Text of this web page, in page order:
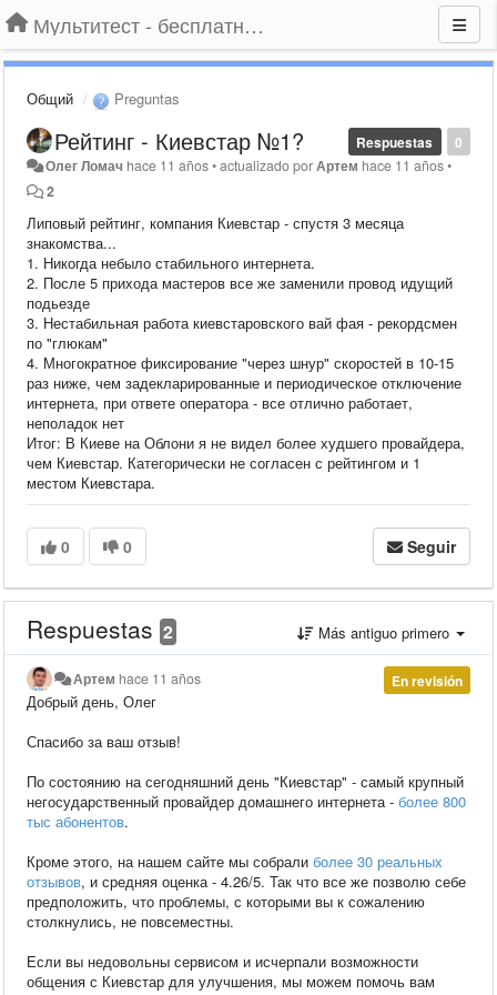
Мультитест - бесплатный подбор провайдера по адресу
Общий Preguntas
0
Respuestas
Рейтинг - Киевстар №1?
Олег Ломач hace 11 años•actualizado porАртем hace 11 años•
2
Липовый рейтинг, компания Киевстар - спустя 3 месяца
знакомства...
1. Никогда небыло стабильного интернета.
2. После 5 прихода мастеров все же заменили провод идущий
подьезде
3. Нестабильная работа киевстаровского вай фая - рекордсмен
по "глюкам"
4. Многократное фиксирование "через шнур" скоростей в 10-15
раз ниже, чем задекларированные и периодическое отключение
интернета, при ответе оператора - все отлично работает,
неполадок нет
Итог: В Киеве на Облони я не видел более худшего провайдера,
чем Киевстар. Категорически не согласен с рейтингом и 1
местом Киевстара.
0 0 Seguir
Respuestas 2 Más antiguo primero
En revisión
Артем hace 11 años
Добрый день, Олег
Спасибо за ваш отзыв!
По состоянию на сегодняшний день "Киевстар" - самый крупный
негосударственный провайдер домашнего интернета - более 800
тыс абонентов.
Кроме этого, на нашем сайте мы собрали более 30 реальных
отзывов, и средняя оценка - 4.26/5. Так что все же позволю себе
предположить, что проблемы, с которыми вы к сожалению
столкнулись, не повсеместны.
Если вы недовольны сервисом и исчерпали возможности
общения с Киевстар для улучшения, мы можем помочь вам